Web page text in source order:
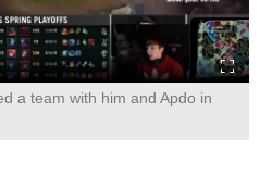
a team with him and Apdo in